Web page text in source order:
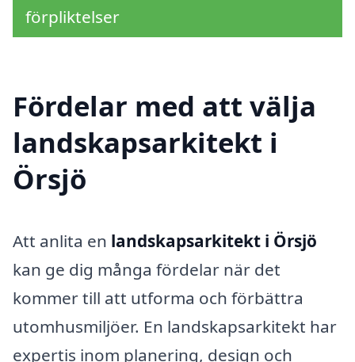
förpliktelser
Fördelar med att välja
landskapsarkitekt i
Örsjö
Att anlita en landskapsarkitekt i Örsjö
kan ge dig många fördelar när det
kommer till att utforma och förbättra
utomhusmiljöer. En landskapsarkitekt har
expertis inom planering, design och